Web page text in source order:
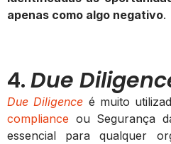
apenas como algo negativo.
4.Due
Due Diligence é muito
compliance ou Segurança
essencial para qualquer